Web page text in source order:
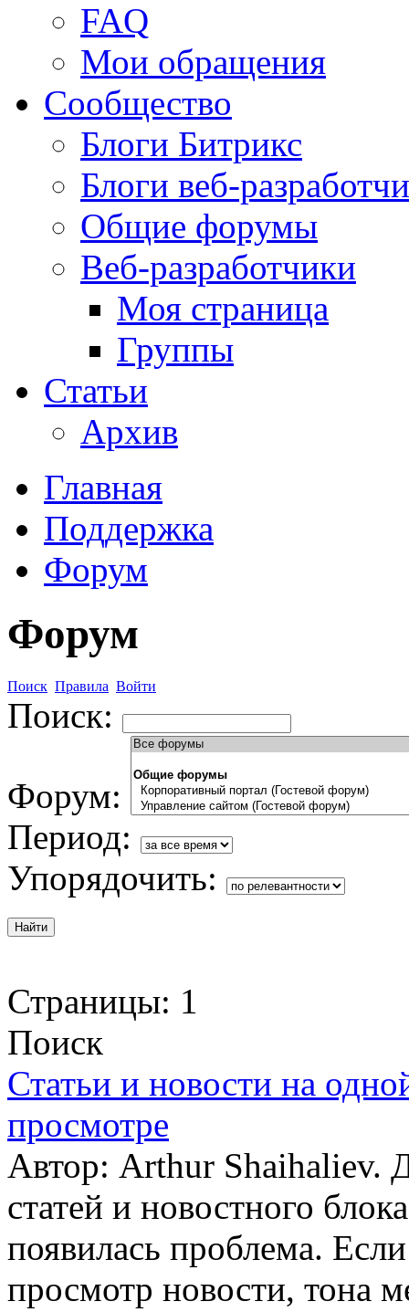
FAQ
Мои обращения
Сообщество
Блоги Битрикс
Блоги веб-
Общие форумы
Веб-разработчики
Моя страница
Группы
Статьи
Архив
Главная
Поддержка
Форум
Форум
Поиск Правила Войти
Поиск:
Форум:
Период:
Упорядочить:
Страницы: 1
Поиск
Статьи и новости на
просмотре
Автор: Arthur Shaihaliev.
статей и новостного
появилась проблема.
просмотр новости, тона